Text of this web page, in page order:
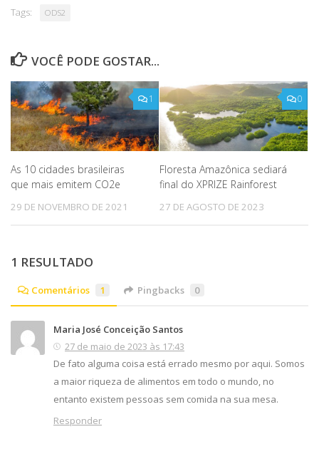
Tags: ODS2
VOCÊ PODE GOSTAR...
1
As 10 cidades brasileiras
que mais emitem CO2e
29 DE NOVEMBRO DE 2021
0
Floresta Amazônica sediará
final do XPRIZE Rainforest
27 DE AGOSTO DE 2023
1 RESULTADO
Comentários 1 Pingbacks 0
Maria José Conceição Santos
27 de maio de 2023 às 17:43
De fato alguma coisa está errado mesmo por aqui. Somos
a maior riqueza de alimentos em todo o mundo, no
entanto existem pessoas sem comida na sua mesa.
Responder